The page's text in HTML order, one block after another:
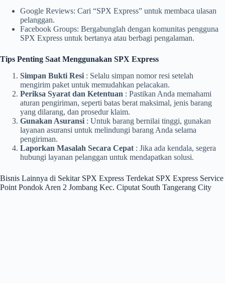
Google Reviews: Cari “SPX Express” untuk membaca ulasan
pelanggan.
Facebook Groups: Bergabunglah dengan komunitas pengguna
SPX Express untuk bertanya atau berbagi pengalaman.
Tips Penting Saat Menggunakan SPX Express
Simpan Bukti Resi : Selalu simpan nomor resi setelah
mengirim paket untuk memudahkan pelacakan.
Periksa Syarat dan Ketentuan : Pastikan Anda memahami
aturan pengiriman, seperti batas berat maksimal, jenis barang
yang dilarang, dan prosedur klaim.
Gunakan Asuransi : Untuk barang bernilai tinggi, gunakan
layanan asuransi untuk melindungi barang Anda selama
pengiriman.
Laporkan Masalah Secara Cepat : Jika ada kendala, segera
hubungi layanan pelanggan untuk mendapatkan solusi.
Bisnis Lainnya di Sekitar SPX Express Terdekat SPX Express Service
Point Pondok Aren 2 Jombang Kec. Ciputat South Tangerang City